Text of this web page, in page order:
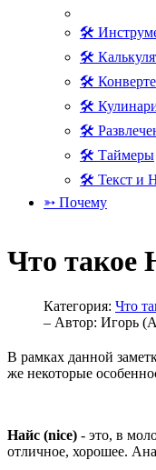
🛠
🛠
🛠
🛠
🛠
🛠 Таймеры
🛠 Текст и
➳ Почему
Что такое
Категория: Что
– Автор: Игорь
В рамках данной
же некоторые
Найс (nice) - это, в
отличное, хорошее.